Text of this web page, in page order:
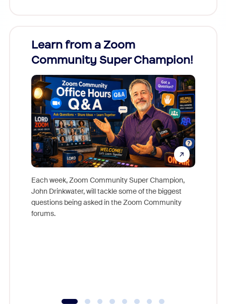
Learn from a Zoom
Community Super Champion!
Each week, Zoom Community Super Champion,
John Drinkwater, will tackle some of the biggest
questions being asked in the Zoom Community
forums.